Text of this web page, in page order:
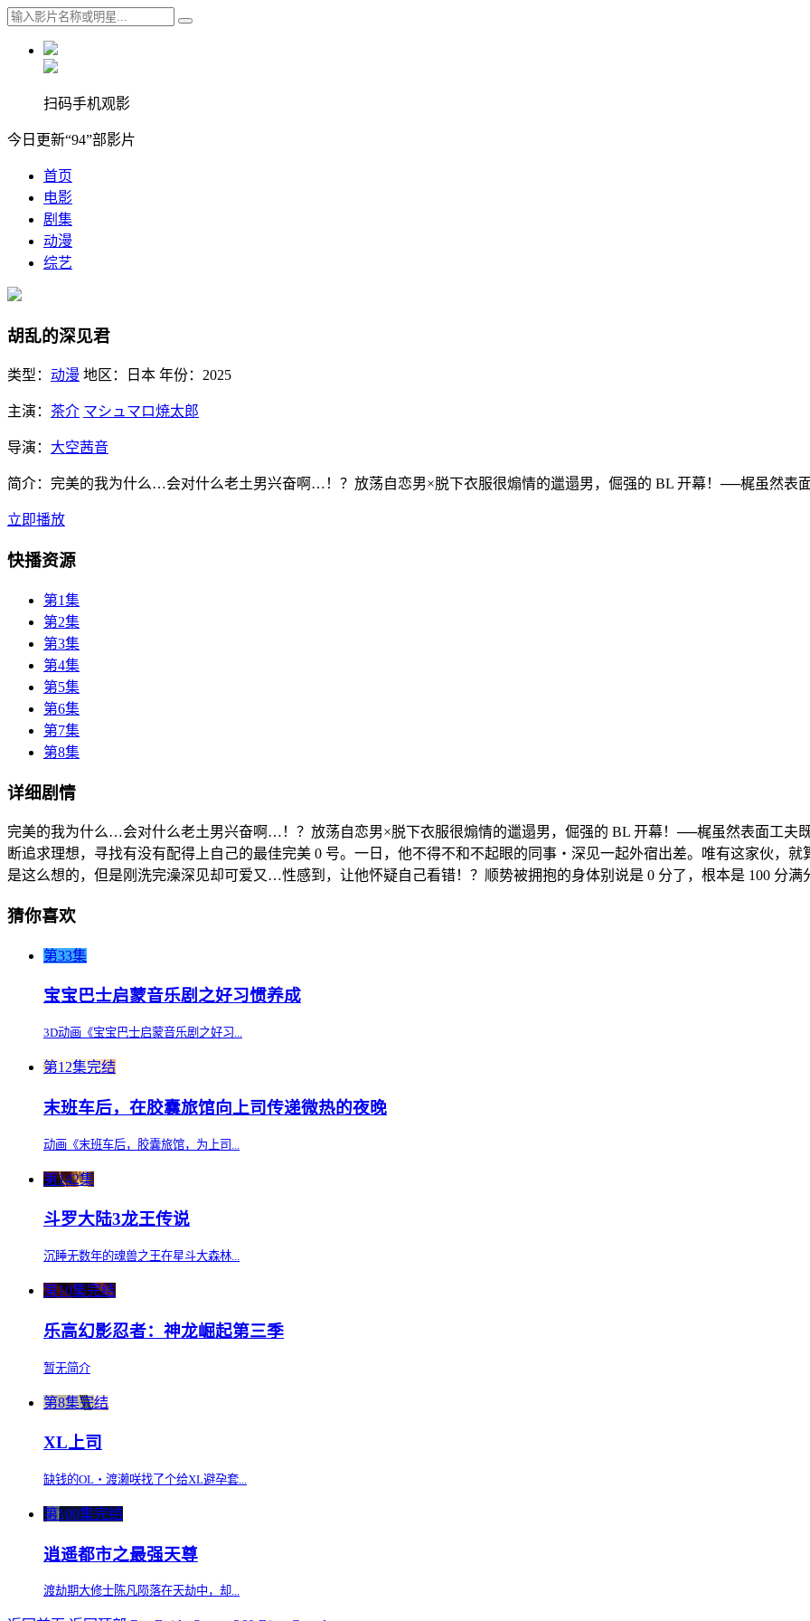
扫码手机观影
今日更新“94”部影片
首页
电影
剧集
动漫
综艺
胡乱的深见君
类型： 动漫 地区： 日本 年份： 2025
主演： 茶介 マシュマロ焼太郎
导演： 大空茜音
简介： 完美的我为什么…会对什么老土男兴奋啊…！？放荡自恋男×脱下衣服很煽情的邋遢男，倔强的 BL 开幕！──梶虽然表
立即播放
快播资源
第1集
第2集
第3集
第4集
第5集
第6集
第7集
第8集
详细剧情
完美的我为什么…会对什么老土男兴奋啊…！？放荡自恋男×脱下衣服很煽情的邋遢男，倔强的 BL 开幕！──梶虽然表面工夫
断追求理想，寻找有没有配得上自己的最佳完美 0 号。一日，他不得不和不起眼的同事・深见一起外宿出差。唯有这家伙，
是这么想的，但是刚洗完澡深见却可爱又…性感到，让他怀疑自己看错！？顺势被拥抱的身体别说是 0 分了，根本是 100 分满
猜你喜欢
第33集
宝宝巴士启蒙音乐剧之好习惯养成
3D动画《宝宝巴士启蒙音乐剧之好习...
第12集完结
末班车后，在胶囊旅馆向上司传递微热的夜晚
动画《末班车后，胶囊旅馆，为上司...
第142集
斗罗大陆3龙王传说
沉睡无数年的魂兽之王在星斗大森林...
第10集完结
乐高幻影忍者：神龙崛起第三季
暂无简介
第8集完结
XL上司
缺钱的OL・渡濑咲找了个给XL避孕套...
第100集完结
逍遥都市之最强天尊
渡劫期大修士陈凡陨落在天劫中，却...